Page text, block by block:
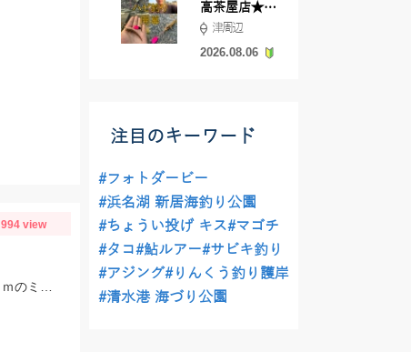
994 view
高茶屋店★津
近郊ハゼ釣れ
てます！
津周辺
2026.08.06
注目のキーワード
#フォトダービー
#浜名湖 新居海釣り公園
#ちょうい投げ キス#マゴチ
#タコ#鮎ルアー#サビキ釣り
#アジング#りんくう釣り護岸
#清水港 海づり公園